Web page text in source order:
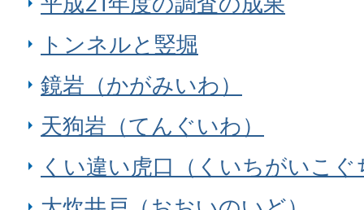
トンネルと竪堀
鏡岩（かがみいわ）
天狗岩（てんぐいわ）
くい違い虎口（くいちがいこぐ